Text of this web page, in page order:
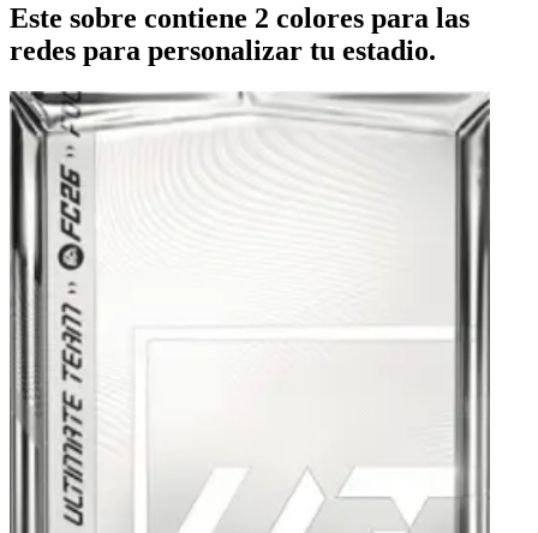
Este sobre contiene 2 colores para las
redes para personalizar tu estadio.